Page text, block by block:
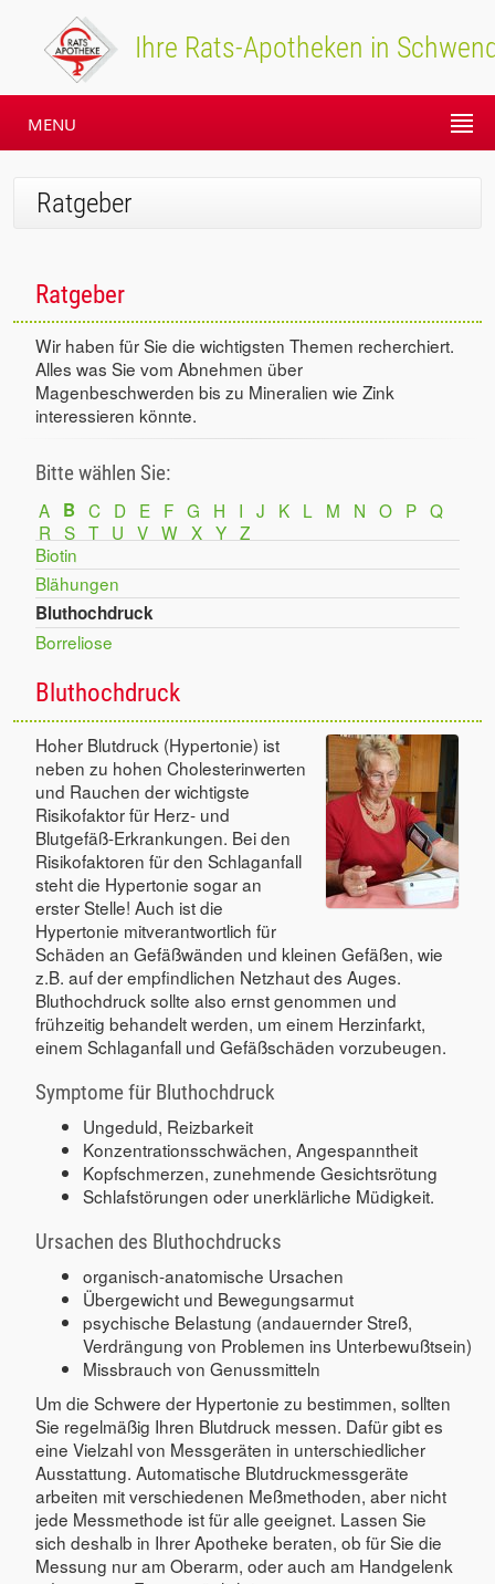
Ihre Rats-Apotheken in
MENU
Ratgeber
Ratgeber
Wir haben für Sie die wichtigsten Themen recherchiert.
Alles was Sie vom Abnehmen über
Magenbeschwerden bis zu Mineralien wie Zink
interessieren könnte.
Bitte wählen Sie:
A B C D E F G H I J K L M N O P Q
R S T U V W X Y Z
Biotin
Blähungen
Bluthochdruck
Borreliose
Bluthochdruck
Hoher Blutdruck (Hypertonie) ist
neben zu hohen Cholesterinwerten
und Rauchen der wichtigste
Risikofaktor für Herz- und
Blutgefäß-Erkrankungen. Bei den
Risikofaktoren für den Schlaganfall
steht die Hypertonie sogar an
erster Stelle! Auch ist die
Hypertonie mitverantwortlich für
Schäden an Gefäßwänden und kleinen Gefäßen, wie
z.B. auf der empfindlichen Netzhaut des Auges.
Bluthochdruck sollte also ernst genommen und
frühzeitig behandelt werden, um einem Herzinfarkt,
einem Schlaganfall und Gefäßschäden vorzubeugen.
Symptome für Bluthochdruck
Ungeduld, Reizbarkeit
Konzentrationsschwächen, Angespanntheit
Kopfschmerzen, zunehmende Gesichtsrötung
Schlafstörungen oder unerklärliche Müdigkeit.
Ursachen des Bluthochdrucks
organisch-anatomische Ursachen
Übergewicht und Bewegungsarmut
psychische Belastung (andauernder Streß,
Verdrängung von Problemen ins Unterbewußtsein)
Missbrauch von Genussmitteln
Um die Schwere der Hypertonie zu bestimmen, sollten
Sie regelmäßig Ihren Blutdruck messen. Dafür gibt es
eine Vielzahl von Messgeräten in unterschiedlicher
Ausstattung. Automatische Blutdruckmessgeräte
arbeiten mit verschiedenen Meßmethoden, aber nicht
jede Messmethode ist für alle geeignet. Lassen Sie
sich deshalb in Ihrer Apotheke beraten, ob für Sie die
Messung nur am Oberarm, oder auch am Handgelenk